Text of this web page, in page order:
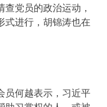
党员的政治运动，
式进行，胡锦涛也在
员何越表示，习近平